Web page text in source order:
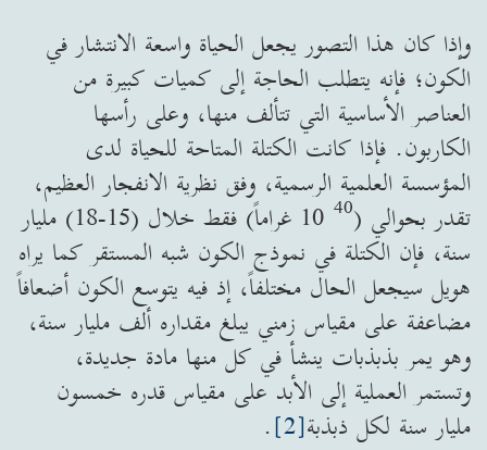
وإذا كان هذا التصور يجعل الحياة واسعة الانتشار في
الكون؛ فإنه يتطلب الحاجة إلى كميات كبيرة من
العناصر الأساسية التي تتألف منها، وعلى رأسها
الكاربون. فإذا كانت الكتلة المتاحة للحياة لدى
المؤسسة العلمية الرسمية، وفق نظرية الانفجار العظيم،
تقدر بحوالي (1040
غراماً) فقط خلال (15-18) مليار
سنة، فإن الكتلة في نموذج الكون شبه المستقر كما يراه
هويل سيجعل الحال مختلفاً، إذ فيه يتوسع الكون أضعافاً
مضاعفة على مقياس زمني يبلغ مقداره ألف مليار سنة،
وهو يمر بذبذبات ينشأ في كل منها مادة جديدة،
وتستمر العملية إلى الأبد على مقياس قدره خمسون
مليار سنة لكل ذبذبة[2]
.